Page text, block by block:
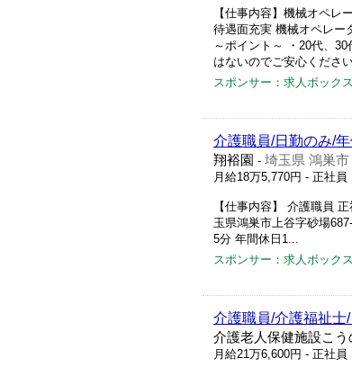
【仕事内容】機械オペレ
待遇面充実 機械オペレー
～ポイント～ ・20代、
はないのでご安心くださ
スポンサー：求人ボックス
介護職員/日勤のみ/
翔裕園 - 埼玉県 鴻巣市
月給18万5,770円 - 正社員
【仕事内容】 介護職員
玉県鴻巣市上谷字砂場
5分 年間休日1...
スポンサー：求人ボックス
介護職員/介護福祉士
介護老人保健施設こ
月給21万6,600円 - 正社員